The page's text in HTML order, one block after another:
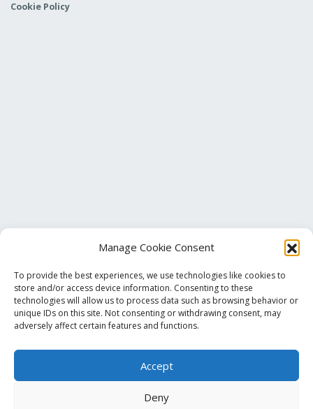
Manage Cookie Consent
To provide the best experiences, we use technologies like cookies to
store and/or access device information. Consenting to these
technologies will allow us to process data such as browsing behavior or
unique IDs on this site. Not consenting or withdrawing consent, may
adversely affect certain features and functions.
Accept
Deny
Cookie Policy
Τηλ. Επικοινωνίας
+30 213 033 6501
info@pmalamos.gr